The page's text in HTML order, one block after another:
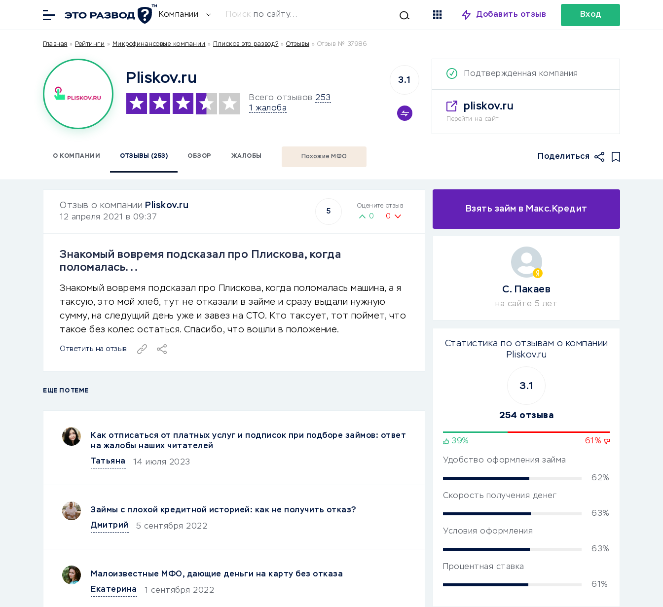
Компании Поиск по сайту... Добавить отзыв Вход
Главная » Рейтинги » Микрофинансовые компании » Плисков это развод? » Отзывы » Отзыв № 37986
Pliskov.ru
Всего отзывов 253
1 жалоба
3.1
Подтвержденная компания
pliskov.ru
Перейти на сайт
О КОМПАНИИ ОТЗЫВЫ (253) ОБЗОР ЖАЛОБЫ Похожие МФО Поделиться
Отзыв о компании Pliskov.ru
12 апреля 2021 в 09:37
5
Оцените отзыв
0 0
Знакомый вовремя подсказал про Плискова, когда
поломалась...
Знакомый вовремя подсказал про Плискова, когда поломалась машина, а я
таксую, это мой хлеб, тут не отказали в займе и сразу выдали нужную
сумму, на следущий день уже и завез на СТО. Кто таксует, тот поймет, что
такое без колес остаться. Спасибо, что вошли в положение.
Ответить на отзыв
ЕЩЕ ПО ТЕМЕ
Как отписаться от платных услуг и подписок при подборе займов: ответ
на жалобы наших читателей
Татьяна
14 июля 2023
Займы с плохой кредитной историей: как не получить отказ?
Дмитрий
5 сентября 2022
Малоизвестные МФО, дающие деньги на карту без отказа
Екатерина
1 сентября 2022
Взять займ в Макс.Кредит
С. Пакаев
на сайте 5 лет
Статистика по отзывам о компании
Pliskov.ru
3.1
254 отзыва
39% 61%
Удобство оформления займа
62%
Скорость получения денег
63%
Условия оформления
63%
Процентная ставка
61%